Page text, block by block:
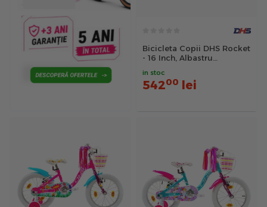
Bicicleta Copii DHS Rocket
- 16 Inch, Albastru
in stoc
54200 lei